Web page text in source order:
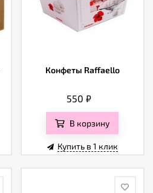
Конфеты Raffaello
550 ₽
В корзину
Купить в 1 клик